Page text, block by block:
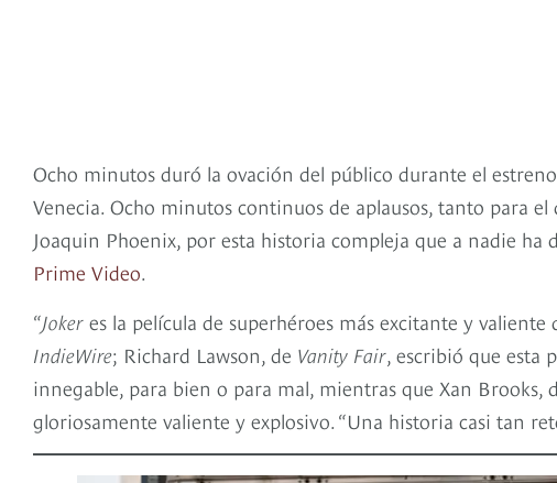
Ocho minutos duró la ovación del público durante el
Venecia. Ocho minutos continuos de aplausos, tanto para
Joaquin Phoenix, por esta historia compleja que a nadie ha
Prime Video.
“Joker es la película de superhéroes más excitante y valiente
IndieWire; Richard Lawson, de Vanity Fair, escribió que esta
innegable, para bien o para mal, mientras que Xan Brooks,
gloriosamente valiente y explosivo. “Una historia casi tan